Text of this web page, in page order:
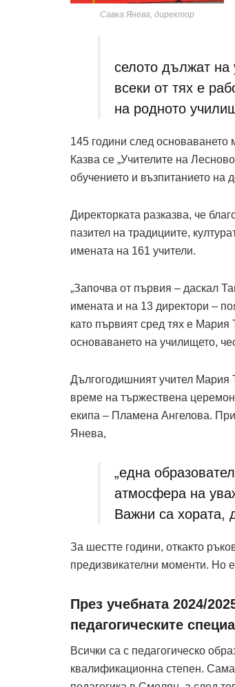
Савка Янева, директор
селото дължат на
всеки от тях е
на родното
145 години след основаването
Казва се „Учителите на
обучението и възпитанието на
Директорката разказва, че
пазител на традициите,
имената на 161 учители.
„Започва от първия – даскал
имената и на 13 директори –
като първият сред тях е Мария
основаването на училището,
Дългогодишният учител Мария
време на тържествена
екипа – Пламена Ангелова.
Янева,
„една
атмосфера на
Важни са хората,
За шестте години, откакто
предизвикателни моменти. Но
През учебната 2024/
педагогическите
Всички са с педагогическо
квалификационна степен.